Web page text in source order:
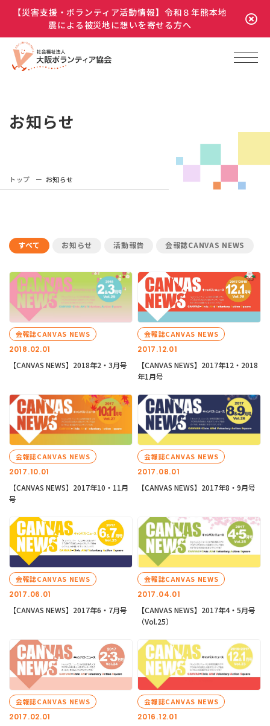
【災害支援・ボランティア活動情報】令和８年熊本地
震による被災地に想いを寄せる方へ
お知らせ
トップ お知らせ
すべて お知らせ 活動報告 会報誌CANVAS NEWS
2018.02.01
会報誌CANVAS NEWS
【CANVAS NEWS】2018年2・3月号
2017.12.01
会報誌CANVAS NEWS
【CANVAS NEWS】2017年12・2018
年1月号
2017.10.01
会報誌CANVAS NEWS
【CANVAS NEWS】2017年10・11月
号
2017.08.01
会報誌CANVAS NEWS
【CANVAS NEWS】2017年8・9月号
2017.06.01
会報誌CANVAS NEWS
【CANVAS NEWS】2017年6・7月号
2017.04.01
会報誌CANVAS NEWS
【CANVAS NEWS】2017年4・5月号
（Vol.25）
2017.02.01
会報誌CANVAS NEWS
2016.12.01
会報誌CANVAS NEWS